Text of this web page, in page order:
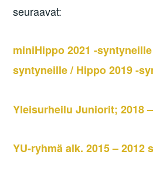
seuraavat:
miniHippo 2021 -
syntyneille / Hippo 2019 -
Yleisurheilu Juniorit; 2018
YU-ryhmä alk. 2015 – 2012